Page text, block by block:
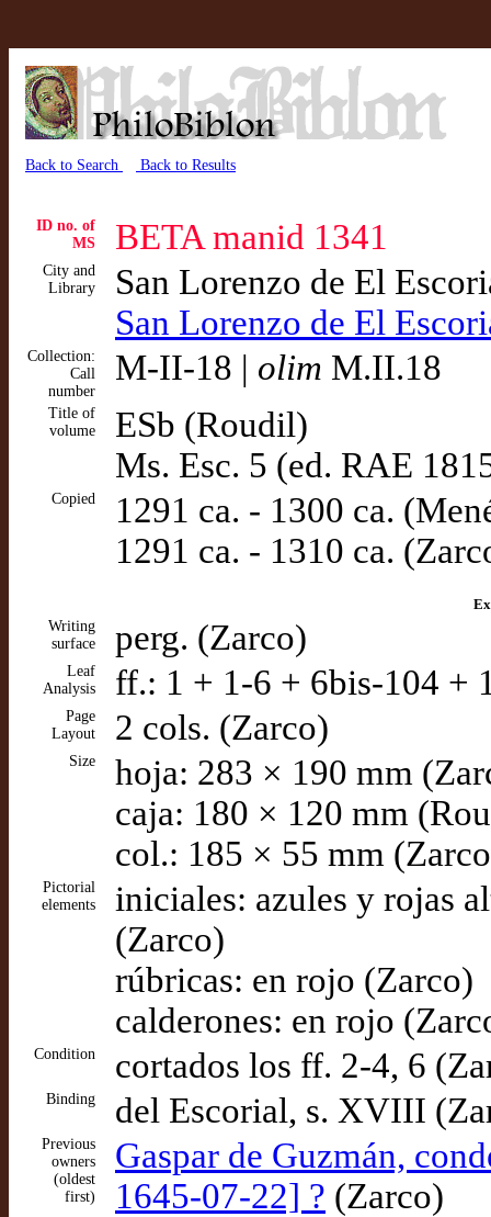
Back to Search Back to Results
ID no. of
MS
BETA manid 1341
City and
Library
San Lorenzo de El
San Lorenzo de El
Collection:
Call
number
M-II-18 | olim M.II.18
Title of
volume
ESb (Roudil)
Ms. Esc. 5 (ed. RAE
Copied
1291 ca. - 1300 ca.
1291 ca. - 1310 ca.
Writing
surface
perg. (Zarco)
Leaf
Analysis
ff.: 1 + 1-6 + 6bis-104 +
Page
Layout
2 cols. (Zarco)
Size
hoja: 283 × 190 mm
caja: 180 × 120 mm
col.: 185 × 55 mm
Pictorial
elements
iniciales: azules y rojas
(Zarco)
rúbricas: en rojo (Zarco)
calderones: en rojo
Condition cortados los ff. 2-4, 6
Binding del Escorial, s. XVIII
Previous
owners
(oldest
first)
Gaspar de Guzmán,
1645-07-22] ? (Zarco)